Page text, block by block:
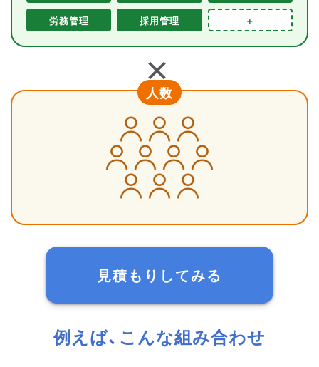
労務管理 採用管理 ＋
＋
人数
見積もりしてみる
例えば、こんな組み合わせ